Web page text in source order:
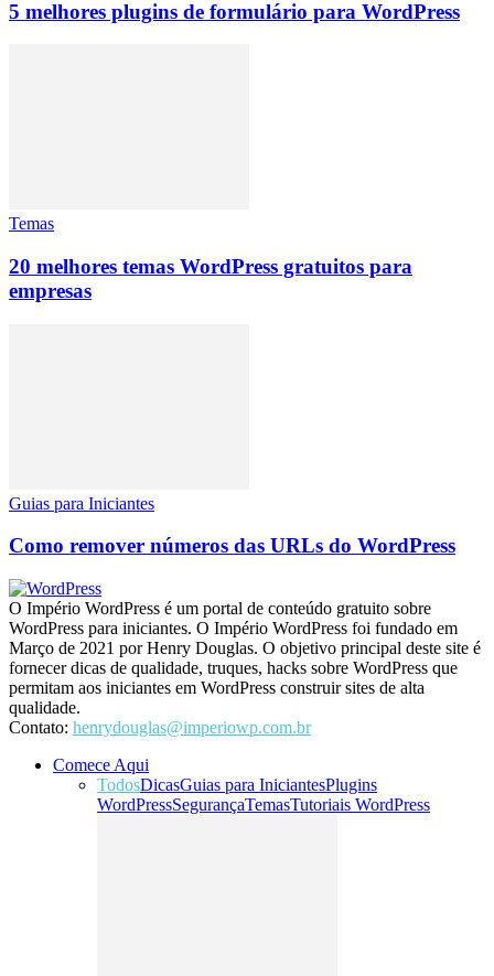
5 melhores plugins de formulário para WordPress
Temas
20 melhores temas WordPress gratuitos para
empresas
Guias para Iniciantes
Como remover números das URLs do WordPress
O Império WordPress é um portal de conteúdo gratuito sobre
WordPress para iniciantes. O Império WordPress foi fundado em
Março de 2021 por Henry Douglas. O objetivo principal deste site é
fornecer dicas de qualidade, truques, hacks sobre WordPress que
permitam aos iniciantes em WordPress construir sites de alta
qualidade.
Contato: henrydouglas@imperiowp.com.br
Comece Aqui
TodosDicasGuias para IniciantesPlugins
WordPressSegurançaTemasTutoriais WordPress